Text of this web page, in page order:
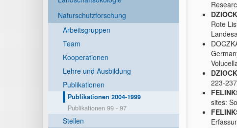
Naturschutzforschung
Arbeitsgruppen
Team
Kooperationen
Lehre und Ausbildung
Publikationen
Publikationen 2004-1999
Publikationen 99 - 97
Stellen
Rote
223-
sites: